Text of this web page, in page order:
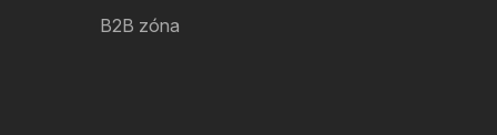
B2B zóna